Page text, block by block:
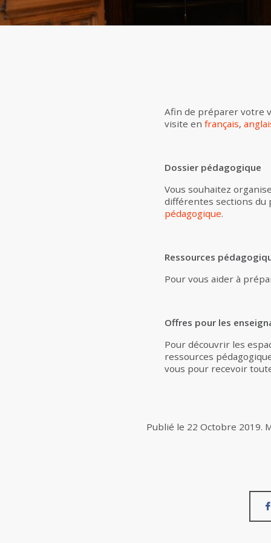
Afin de préparer votre
visite en français,
Dossier pédagogique
Vous souhaitez
différentes sections du
pédagogique.
Ressources
Pour vous aider à
Offres pour les
Pour découvrir les
ressources
vous pour recevoir
Publié le 22 Octobre 2019.